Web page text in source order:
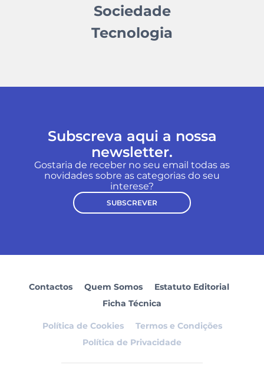
Sociedade
Tecnologia
Subscreva aqui a nossa
newsletter.
Gostaria de receber no seu email todas as
novidades sobre as categorias do seu
interese?
SUBSCREVER
Contactos Quem Somos
Estatuto Editorial
Ficha Técnica
Política de Cookies
Termos e Condições
Política de Privacidade